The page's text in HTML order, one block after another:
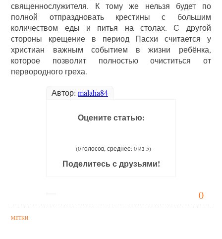
0
священнослужителя. К тому же нельзя будет по
полной отпраздновать крестины с большим
количеством еды и питья на столах. С другой
стороны крещение в период Пасхи считается у
христиан важным событием в жизни ребёнка,
которое позволит полностью очиститься от
первородного греха.
Автор: malaha84
Оцените статью:
(0 голосов, среднее: 0 из 5)
Поделитесь с друзьями!
МЕТКИ: